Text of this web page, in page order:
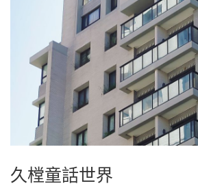
久樘童話世界